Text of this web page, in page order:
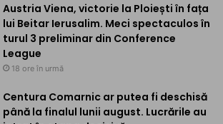
Austria Viena, victorie la Ploiești în fața
lui Beitar Ierusalim. Meci spectaculos în
turul 3 preliminar din Conference
League
18 ore în urmă
Centura Comarnic ar putea fi deschisă
până la finalul lunii august. Lucrările au